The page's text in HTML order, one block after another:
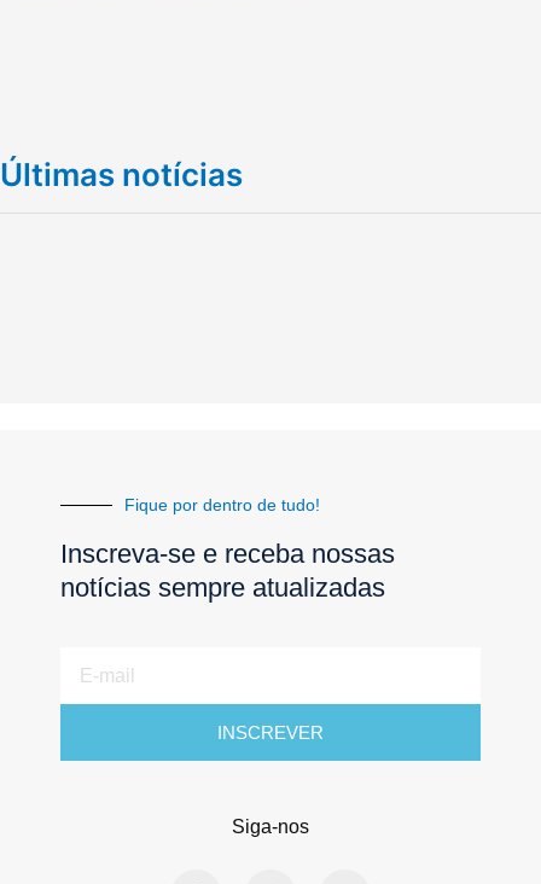
Últimas notícias
Fique por dentro de tudo!
Inscreva-se e receba nossas
notícias sempre atualizadas
mail
INSCREVER
Siga-nos